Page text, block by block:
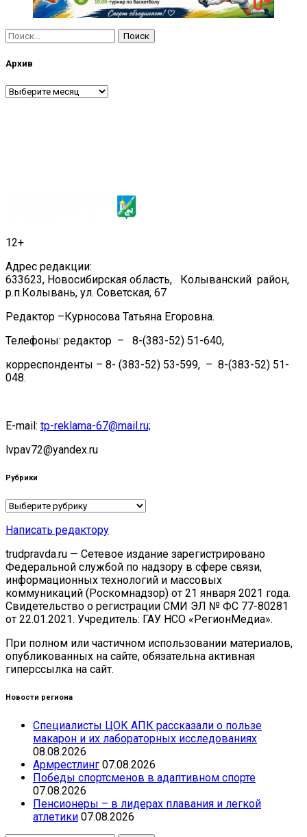
Найти:
Архив
Архив
12+
Адрес редакции:
633623, Новосибирская область, Колыванский район,
р.п.Колывань, ул. Советская, 67
Редактор –Курносова Татьяна Егоровна.
Телефоны: редактор – 8-(383-52) 51-640,
корреспонденты – 8- (383-52) 53-599, – 8-(383-52) 51-
048.
E-mail: tp-reklama-67@mail.ru;
lvpav72@yandex.ru
Рубрики
Рубрики
Написать редактору
trudpravda.ru — Сетевое издание зарегистрировано
Федеральной службой по надзору в сфере связи,
информационных технологий и массовых
коммуникаций (Роскомнадзор) от 21 января 2021 года.
Свидетельство о регистрации СМИ ЭЛ № ФС 77-80281
от 22.01.2021. Учредитель: ГАУ НСО «РегионМедиа».
При полном или частичном использовании материалов,
опубликованных на сайте, обязательна активная
гиперссылка на сайт.
Новости региона
Специалисты ЦОК АПК рассказали о пользе
макарон и их лабораторных исследованиях
08.08.2026
Армрестлинг 07.08.2026
Победы спортсменов в адаптивном спорте
07.08.2026
Пенсионеры – в лидерах плавания и легкой
атлетики 07.08.2026